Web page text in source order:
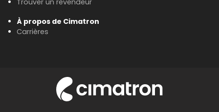
Trouver un revendeur
À propos de Cimatron
Carrières